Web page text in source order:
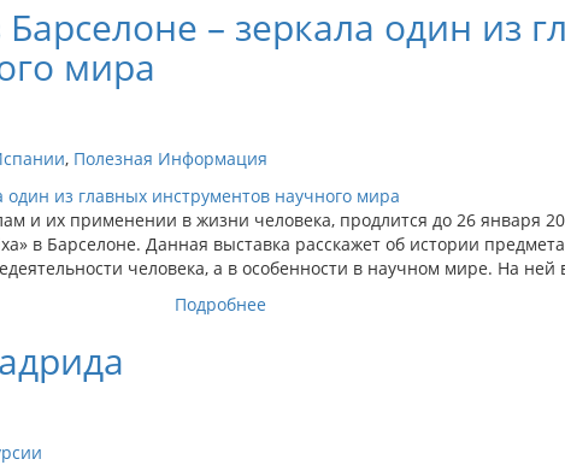
– зеркала один из
мира
, Полезная Информация
и их применении в жизни человека, продлится до 26 января
в Барселоне. Данная выставка расскажет об истории
человека, а в особенности в научном мире. На ней
Подробнее